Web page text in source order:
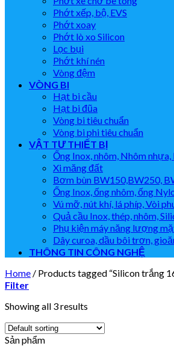
Phớt xếp, bộ, EVS
Phớt xoay
Phớt lò xo Silicon
Lọc bụi
Phớt khí nén
Vòng đệm
VÒNG BI
Hạt bi cầu
Hạt bi đũa
Vòng bi tiêu chuẩn
Vòng bi phi tiêu chuẩn
VẬT TƯ THIẾT BỊ
Ống Inox, nhôm, Nhôm nhựa,
Xi măng đất
Bơm bùn BW150,BW250,
Ống Inox, ống nhôm, ống
Vú mỡ, nút khí, lá phíp, Vòi
Quả cầu Inox, thép, nhôm,
Phụ kiện máy năng lượng
Dây curoa, dầu bôi trơn,
THÔNG TIN CÔNG NGHỆ
Home / Products tagged “Silicon trắng
Filter
Showing all 3 results
Sản phẩm